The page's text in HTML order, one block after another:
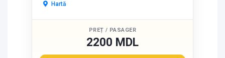
Hartă
PREȚ / PASAGER
2200 MDL